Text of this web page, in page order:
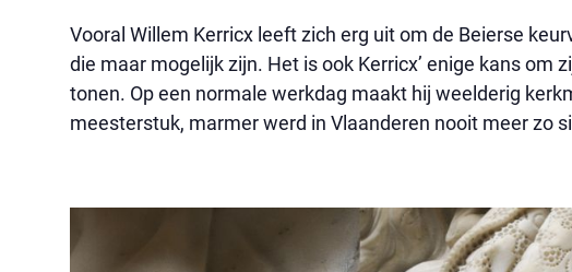
Vooral Willem Kerricx leeft zich erg uit om de Beierse
die maar mogelijk zijn. Het is ook Kerricx’ enige kans om
tonen. Op een normale werkdag maakt hij weelderig
meesterstuk, marmer werd in Vlaanderen nooit meer zo